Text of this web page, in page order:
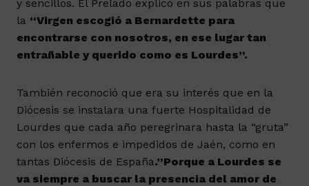
y sencillos. El Prelado explicó en sus palabras que
la “Virgen escogió a Bernardette para
encontrarse con nosotros, en ese lugar tan
entrañable y querido como es Lourdes”.
También reconoció que era su interés que en la
Diócesis se instalara una fuerte Hospitalidad de
Lourdes que cada año peregrinara hasta la “gruta”
con los enfermos e impedidos de Jaén, como en
tantas Diócesis de España.”Porque a Lourdes se
va siempre a buscar la presencia del amor de